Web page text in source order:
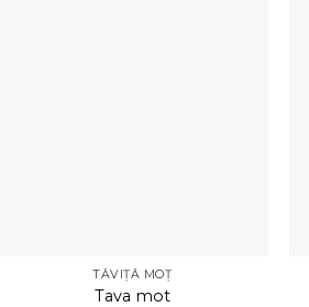
TĂVIȚĂ MOȚ
Tava mot